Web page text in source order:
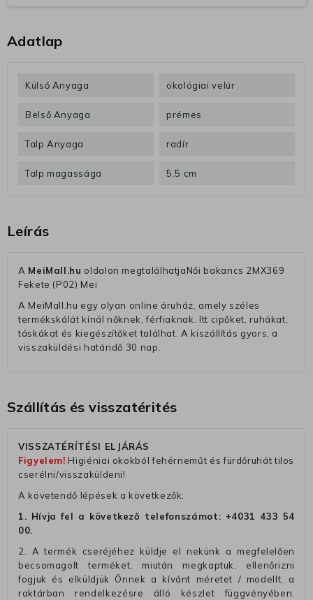
Adatlap
Külső Anyaga ökológiai velúr
Belső Anyaga prémes
Talp Anyaga radír
Talp magassága 5.5 cm
Leírás
A MeiMall.hu oldalon megtalálhatjaNői bakancs 2MX369
Fekete (P02) Mei
A MeiMall.hu egy olyan online áruház, amely széles
termékskálát kínál nőknek, férfiaknak. Itt cipőket, ruhákat,
táskákat és kiegészítőket találhat. A kiszállítás gyors, a
visszaküldési határidő 30 nap.
Szállítás és visszatérités
VISSZATÉRÍTÉSI ELJÁRÁS
Figyelem! Higiéniai okokból fehérneműt és fürdőruhát tilos
cserélni/visszaküldeni!
A követendő lépések a következők:
1. Hívja fel a következő telefonszámot: +4031 433 54
00.
2. A termék cseréjéhez küldje el nekünk a megfelelően
becsomagolt terméket, miután megkaptuk, ellenőrizni
fogjuk és elküldjük Önnek a kívánt méretet / modellt, a
raktárban rendelkezésre álló készlet függvényében.